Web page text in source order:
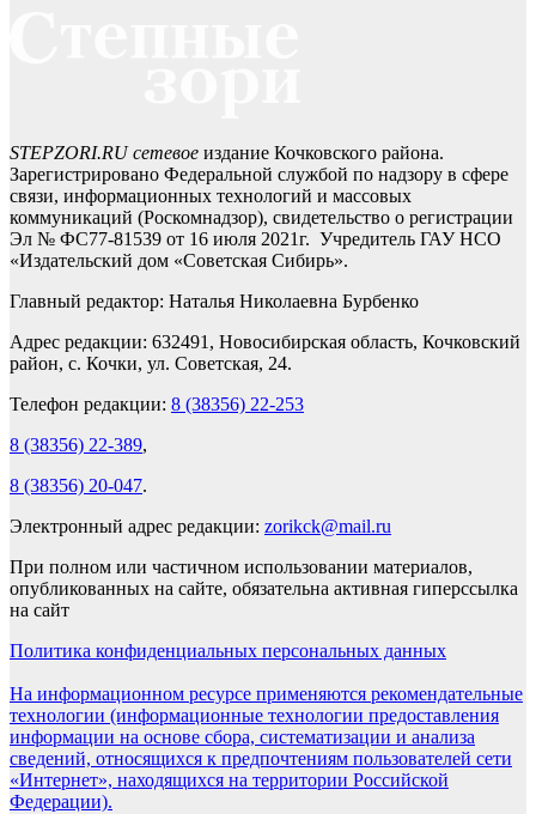
STEPZORI.RU сетевое издание Кочковского района.
Зарегистрировано Федеральной службой по надзору в сфере
связи, информационных технологий и массовых
коммуникаций (Роскомнадзор), свидетельство о регистрации
Эл № ФС77-81539 от 16 июля 2021г. Учредитель ГАУ НСО
«Издательский дом «Советская Сибирь».
Главный редактор: Наталья Николаевна Бурбенко
Адрес редакции: 632491, Новосибирская область, Кочковский
район, с. Кочки, ул. Советская, 24.
Телефон редакции: 8 (38356) 22-253
8 (38356) 22-389,
8 (38356) 20-047.
Электронный адрес редакции: zorikck@mail.ru
При полном или частичном использовании материалов,
опубликованных на сайте, обязательна активная гиперссылка
на сайт
Политика конфиденциальных персональных данных
На информационном ресурсе применяются рекомендательные
технологии (информационные технологии предоставления
информации на основе сбора, систематизации и анализа
сведений, относящихся к предпочтениям пользователей сети
«Интернет», находящихся на территории Российской
Федерации).